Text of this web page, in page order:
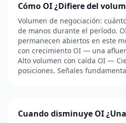
Cómo OI ¿Difiere del
Volumen de negociación:
de manos durante el período.
permanecen abiertos en este
con crecimiento OI — una
Alto volumen con caída OI —
posiciones. Señales
Cuando disminuye OI